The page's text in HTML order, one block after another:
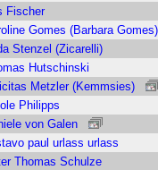
Fischer
Gomes (Barbara Gomes)
Stenzel (Zicarelli)
Hutschinski
Metzler (Kemmsies)
Philipps
von Galen
paul urlass urlass
Thomas Schulze